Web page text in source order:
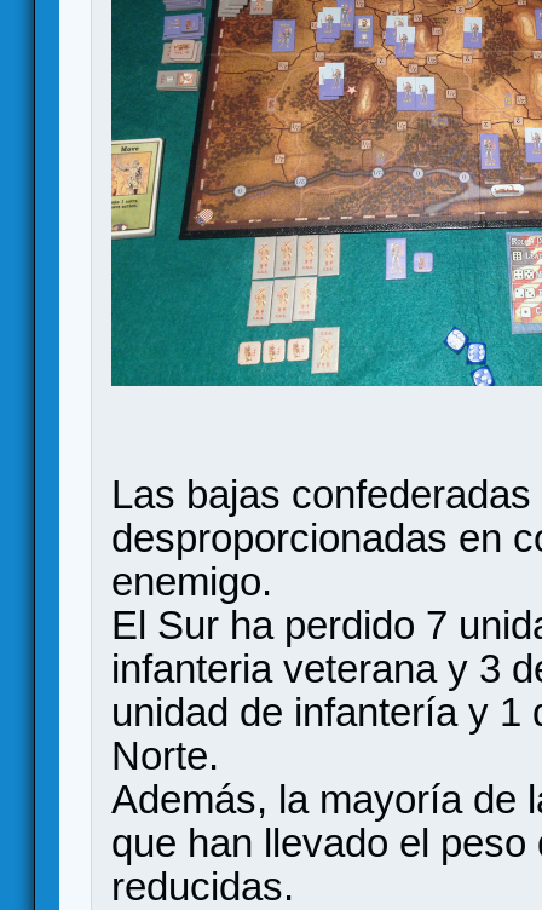
Las bajas
desproporcionadas en
enemigo.
El Sur ha perdido 7
infanteria veterana y 3
unidad de infantería y 1
Norte.
Además, la mayoría de
que han llevado el
reducidas.